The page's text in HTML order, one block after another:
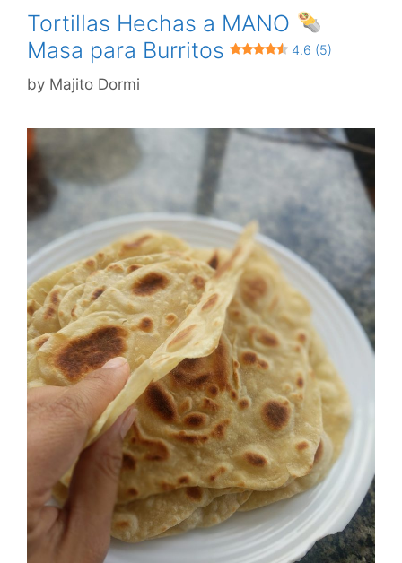
Tortillas Hechas a MANO
Masa para Burritos
4.6 (5)
by Majito Dormi